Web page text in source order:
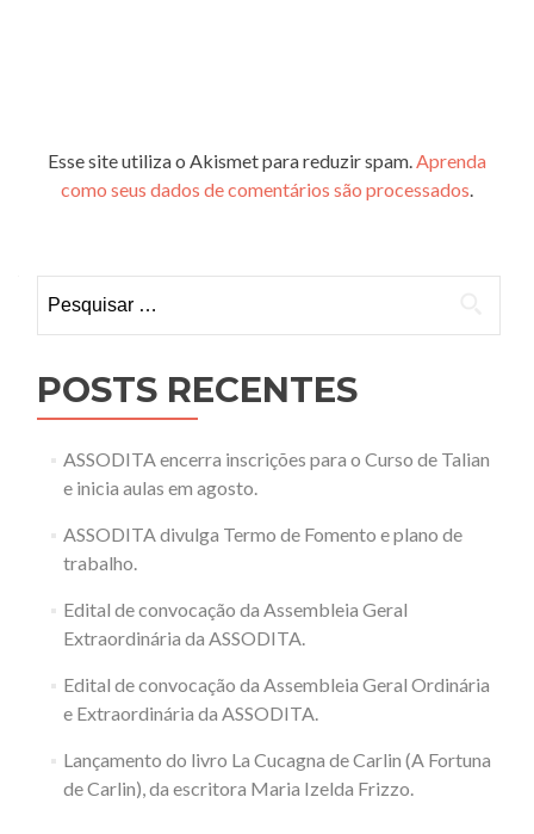
Esse site utiliza o Akismet para reduzir spam.Aprenda
como seus dados de comentários são processados.
por:
POSTS RECENTES
ASSODITA encerra inscrições para o Curso de Talian
e inicia aulas em agosto.
ASSODITA divulga Termo de Fomento e plano de
trabalho.
Edital de convocação da Assembleia Geral
Extraordinária da ASSODITA.
Edital de convocação da Assembleia Geral Ordinária
e Extraordinária da ASSODITA.
Lançamento do livro La Cucagna de Carlin (A Fortuna
de Carlin), da escritora Maria Izelda Frizzo.